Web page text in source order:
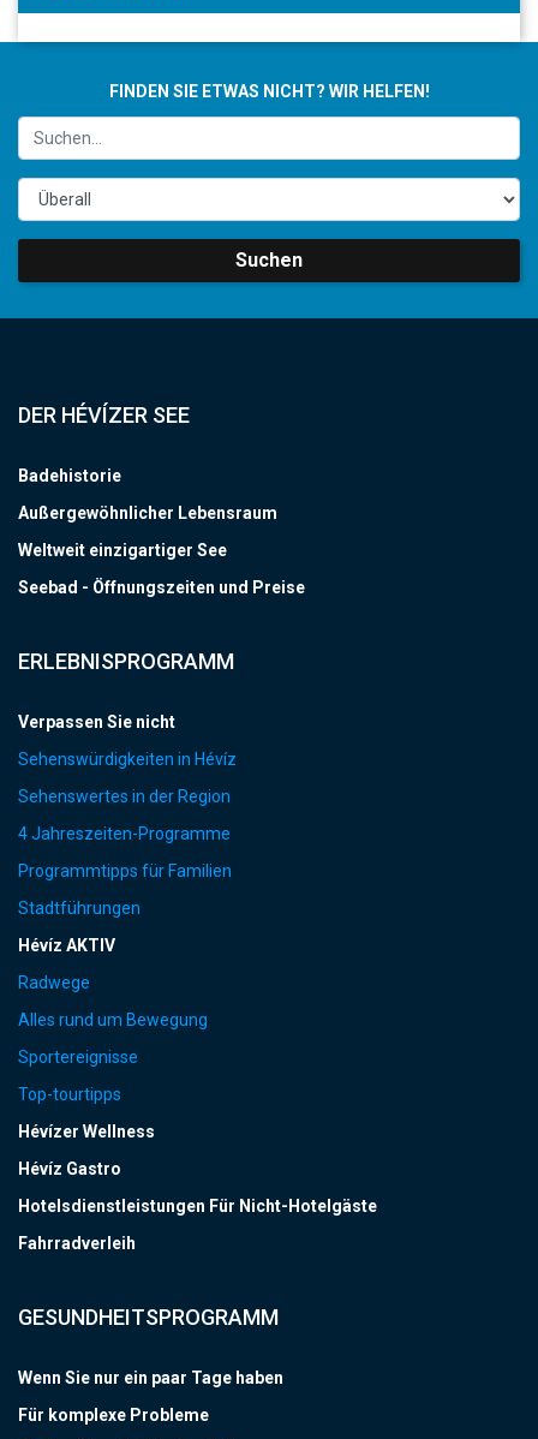
FINDEN SIE ETWAS NICHT? WIR HELFEN!
Suchen
DER HÉVÍZER SEE
Badehistorie
Außergewöhnlicher Lebensraum
Weltweit einzigartiger See
Seebad - Öffnungszeiten und Preise
ERLEBNISPROGRAMM
Verpassen Sie nicht
Sehenswürdigkeiten in Hévíz
Sehenswertes in der Region
4 Jahreszeiten-Programme
Programmtipps für Familien
Stadtführungen
Hévíz AKTIV
Radwege
Alles rund um Bewegung
Sportereignisse
Top-tourtipps
Hévízer Wellness
Hévíz Gastro
Hotelsdienstleistungen Für Nicht-Hotelgäste
Fahrradverleih
GESUNDHEITSPROGRAMM
Wenn Sie nur ein paar Tage haben
Für komplexe Probleme